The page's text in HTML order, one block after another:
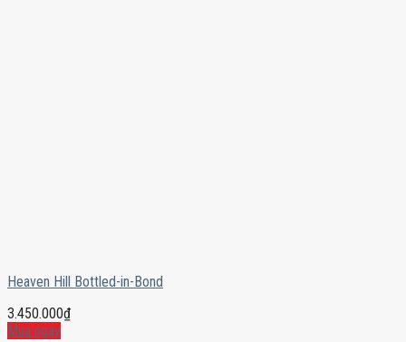
Heaven Hill Bottled-in-Bond
3.450.000₫
Mua ngay